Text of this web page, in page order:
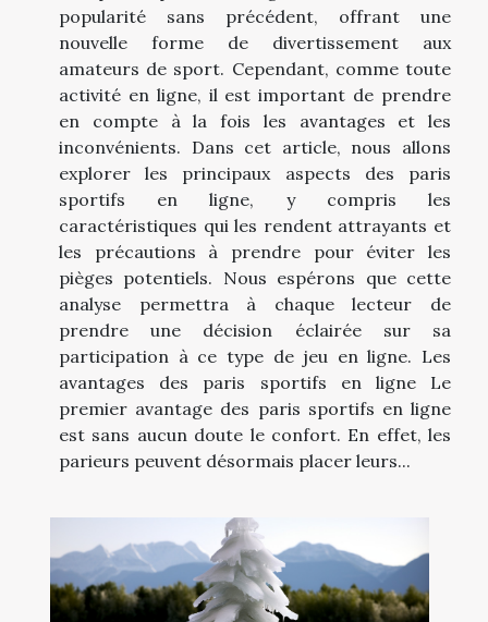
popularité sans précédent, offrant une
nouvelle forme de divertissement aux
amateurs de sport. Cependant, comme toute
activité en ligne, il est important de prendre
en compte à la fois les avantages et les
inconvénients. Dans cet article, nous allons
explorer les principaux aspects des paris
sportifs en ligne, y compris les
caractéristiques qui les rendent attrayants et
les précautions à prendre pour éviter les
pièges potentiels. Nous espérons que cette
analyse permettra à chaque lecteur de
prendre une décision éclairée sur sa
participation à ce type de jeu en ligne. Les
avantages des paris sportifs en ligne Le
premier avantage des paris sportifs en ligne
est sans aucun doute le confort. En effet, les
parieurs peuvent désormais placer leurs...